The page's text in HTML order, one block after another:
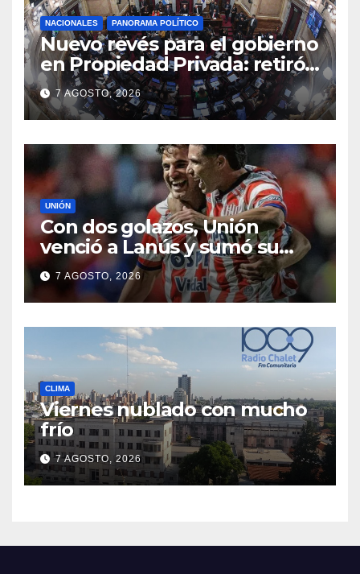
NACIONALES PANORAMA POLÍTICO
Nuevo revés para el gobierno
en Propiedad Privada: retiró
el capítulo que pretendía
modificar la Ley de Manejo
del Fuego
7 AGOSTO, 2026
UNIÓN
Con dos golazos, Unión
venció a Lanús y sumó su
primer triunfo en el Clausura
7 AGOSTO, 2026
CLIMA
Viernes nublado con mucho
frío
7 AGOSTO, 2026